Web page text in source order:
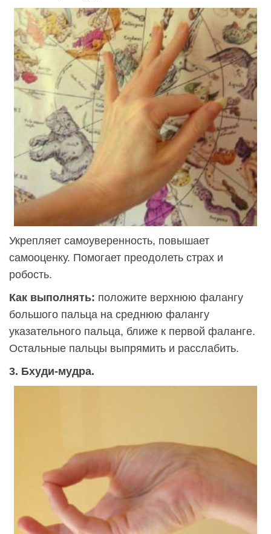
Укрепляет самоуверенность, повышает
самооценку. Помогает преодолеть страх и
робость.
Как выполнять: положите верхнюю фалангу
большого пальца на среднюю фалангу
указательного пальца, ближе к первой фаланге.
Остальные пальцы выпрямить и расслабить.
3. Бхуди-мудра.